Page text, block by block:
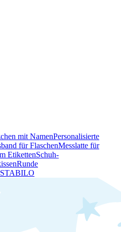
mit NamenPersonalisierte
für FlaschenMesslatte für
EtikettenSchuh-
Runde
STABILO